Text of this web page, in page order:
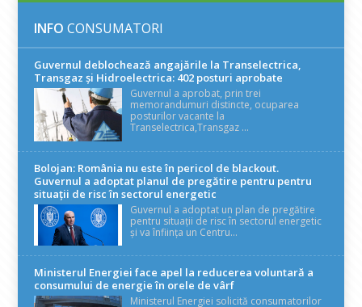
INFO CONSUMATORI
Guvernul deblochează angajările la Transelectrica,
Transgaz și Hidroelectrica: 402 posturi aprobate
Guvernul a aprobat, prin trei
memorandumuri distincte, ocuparea
posturilor vacante la
Transelectrica,Transgaz ...
Bolojan: România nu este în pericol de blackout.
Guvernul a adoptat planul de pregătire pentru pentru
situații de risc în sectorul energetic
Guvernul a adoptat un plan de pregătire
pentru situații de risc în sectorul energetic
și va înființa un Centru...
Ministerul Energiei face apel la reducerea voluntară a
consumului de energie în orele de vârf
Ministerul Energiei solicită consumatorilor